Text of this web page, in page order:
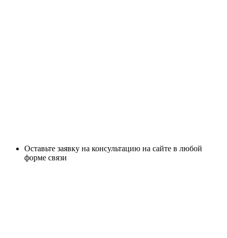
Оставьте заявку на консультацию на сайте в любой
форме связи